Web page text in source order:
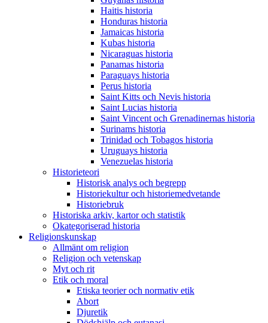
Haitis historia
Honduras historia
Jamaicas historia
Kubas historia
Nicaraguas historia
Panamas historia
Paraguays historia
Perus historia
Saint Kitts och Nevis historia
Saint Lucias historia
Saint Vincent och Grenadinernas historia
Surinams historia
Trinidad och Tobagos historia
Uruguays historia
Venezuelas historia
Historieteori
Historisk analys och begrepp
Historiekultur och historiemedvetande
Historiebruk
Historiska arkiv, kartor och statistik
Okategoriserad historia
Religionskunskap
Allmänt om religion
Religion och vetenskap
Myt och rit
Etik och moral
Etiska teorier och normativ etik
Abort
Djuretik